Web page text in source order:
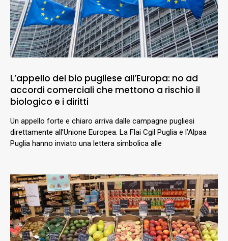
L’appello del bio pugliese all’Europa: no ad
accordi comerciali che mettono a rischio il
biologico e i diritti
Un appello forte e chiaro arriva dalle campagne pugliesi
direttamente all’Unione Europea. La Flai Cgil Puglia e l’Alpaa
Puglia hanno inviato una lettera simbolica alle